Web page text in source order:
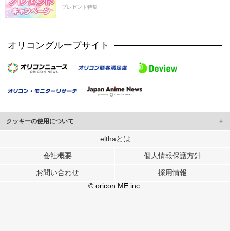
プレゼント特集
オリコングループサイト
クッキーの使用について
このサイトでは Cookie を使用して、ユーザーに合わせたコンテンツや広告の
行っています。
メディアや広告配信、データ解析の各パートナーに提供しています。
各パートナーは、この情報とユーザーが各パートナーに提供した他の情報や、
ユーザーが各パートナーのサービスを使用したときに収集した他の情報を組み
elthaとは
会社概要 個人情報保護方針
お問い合わせ
採用情報
© oricon ME inc.